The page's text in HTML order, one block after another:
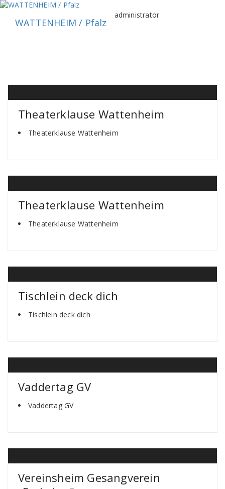
Zum
springenWATTENHEIM / Pfalz
administrator
Theaterklause Wattenheim
Theaterklause Wattenheim
Theaterklause Wattenheim
Theaterklause Wattenheim
Tischlein deck dich
Tischlein deck dich
Vaddertag GV
Vaddertag GV
Vereinsheim Gesangverein